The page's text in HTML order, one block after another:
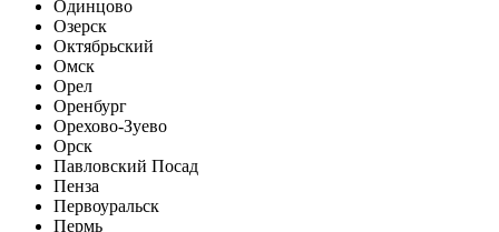
Одинцово
Озерск
Октябрьский
Омск
Орел
Оренбург
Орехово-Зуево
Орск
Павловский Посад
Пенза
Первоуральск
Пермь